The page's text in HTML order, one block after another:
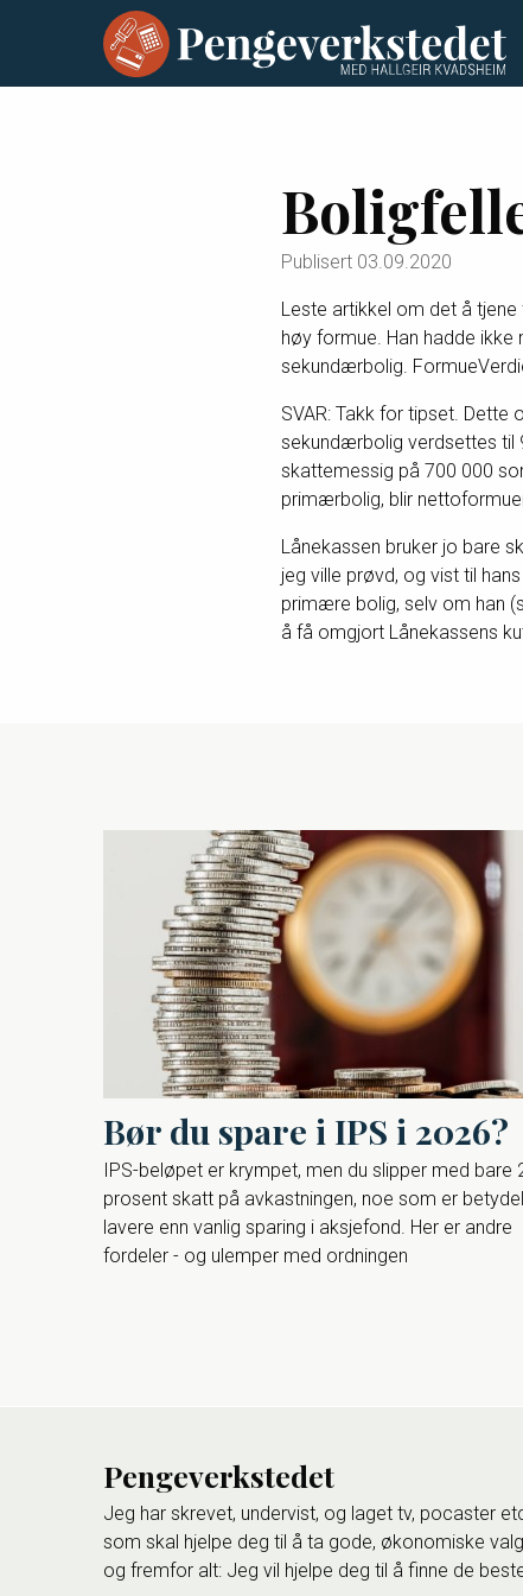
Publisert 03.09.2020
Leste artikkel om det å
høy formue. Han hadde
sekundærbolig.
SVAR: Takk for tipset.
sekundærbolig verdsettes til
skattemessig på 700 000
primærbolig, blir
Lånekassen bruker jo bare
jeg ville prøvd, og vist til
primære bolig, selv om han
å få omgjort Lånekassens
Bør du spare i IPS i 2026?
IPS-beløpet er krympet, men du slipper med bare
prosent skatt på avkastningen, noe som er
lavere enn vanlig sparing i aksjefond. Her er andre
fordeler - og ulemper med ordningen
Pengeverkstedet
Jeg har skrevet, undervist, og laget tv, pocaster
som skal hjelpe deg til å ta gode, økonomiske
og fremfor alt: Jeg vil hjelpe deg til å finne de